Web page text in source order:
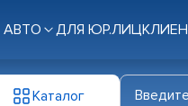
ДЛЯ ЮР.ЛИЦ
Каталог